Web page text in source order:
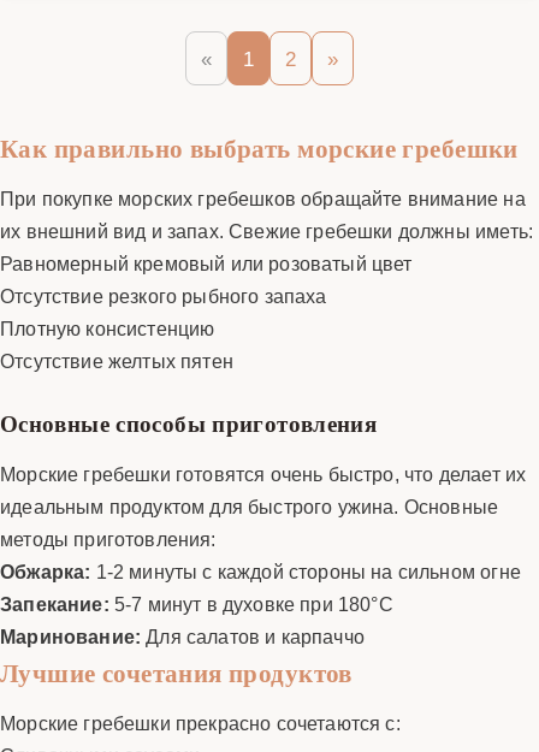
« 1 2 »
Как правильно выбрать морские гребешки
При покупке морских гребешков обращайте внимание на
их внешний вид и запах. Свежие гребешки должны иметь:
Равномерный кремовый или розоватый цвет
Отсутствие резкого рыбного запаха
Плотную консистенцию
Отсутствие желтых пятен
Основные способы приготовления
Морские гребешки готовятся очень быстро, что делает их
идеальным продуктом для быстрого ужина. Основные
методы приготовления:
Обжарка: 1-2 минуты с каждой стороны на сильном огне
Запекание: 5-7 минут в духовке при 180°C
Маринование: Для салатов и карпаччо
Лучшие сочетания продуктов
Морские гребешки прекрасно сочетаются с: